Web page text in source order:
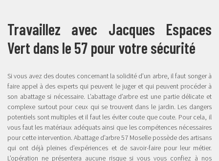
Travaillez avec Jacques Espaces
Vert dans le 57 pour votre sécurité
Si vous avez des doutes concernant la solidité d’un arbre, il faut songer à
faire appel à des experts qui peuvent le juger et qui peuvent procéder à
son abattage si nécessaire. L’abattage d’arbre est une partie délicate et
complexe surtout pour ceux qui se trouvent dans le jardin. Les dangers
potentiels sont multiples et il faut les éviter coute que coute. Pour cela, il
vous faut les matériaux adéquats ainsi que les compétences nécessaires
pour cette intervention. Abattage d’arbre 57 Moselle possède des artisans
qui ont déjà pleines d’expériences et de savoir-faire pour leur métier.
L’opération ne présentera aucune risque si vous vous confiez à nos